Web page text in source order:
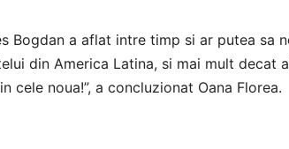
Bogdan a aflat intre timp si ar putea sa
din America Latina, si mai mult decat
cele noua!”, a concluzionat Oana Florea.